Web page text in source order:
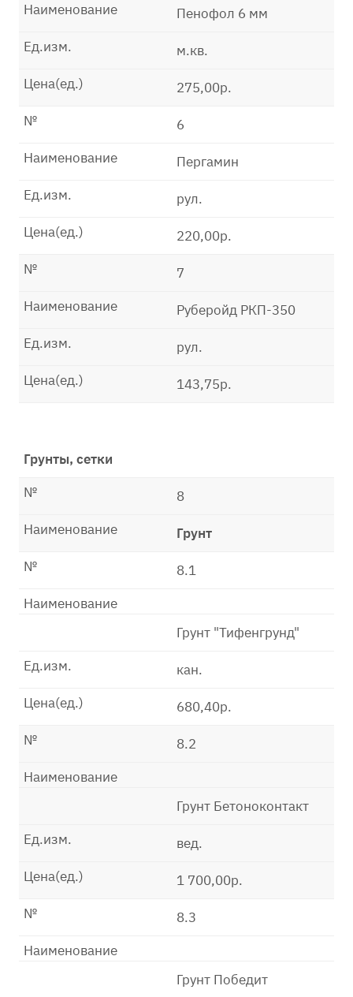
Пенофол 6 мм
Наименование
м.кв.
Ед.изм.
275,00р.
Цена(ед.)
6
№
Пергамин
Наименование
рул.
Ед.изм.
220,00р.
Цена(ед.)
7
№
Руберойд РКП-350
Наименование
рул.
Ед.изм.
143,75р.
Цена(ед.)
Грунты, сетки
8
№
Грунт
Наименование
8.1
№
Наименование
Грунт "Тифенгрунд"
кан.
Ед.изм.
680,40р.
Цена(ед.)
8.2
№
Наименование
Грунт Бетоноконтакт
вед.
Ед.изм.
1 700,00р.
Цена(ед.)
8.3
№
Наименование
Грунт Победит